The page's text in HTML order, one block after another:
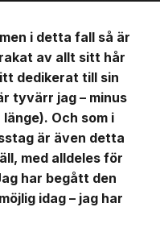
i detta fall så är
av allt sitt hår
dedikerat till sin
tyvärr jag – minus
Och som i
är även detta
med alldeles för
har begått den
idag – jag har